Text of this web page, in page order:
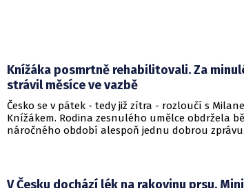
Knížáka posmrtně rehabilitovali. Za
strávil měsíce ve vazbě
Česko se v pátek - tedy již zítra - rozloučí s
Knížákem. Rodina zesnulého umělce obdržela
náročného období alespoň jednu dobrou
V Česku dochází lék na rakovinu prsu.